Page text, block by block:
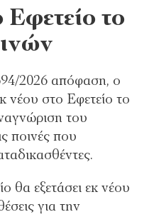
Εφετείο το
2026 απόφαση, ο
νέου στο Εφετείο το
του
ποινές που
θα εξετάσει εκ νέου
για την